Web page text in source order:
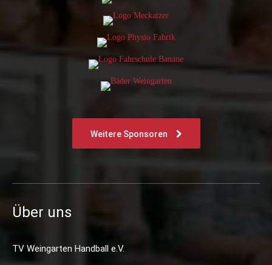
Weitere Sponsoren
Über uns
TV Weingarten Handball e.V.